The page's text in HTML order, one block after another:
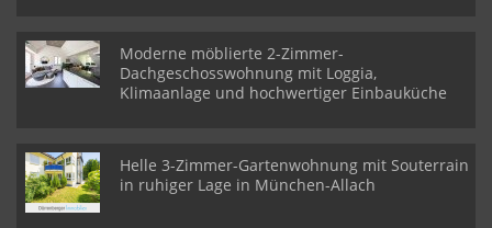
Moderne möblierte 2-Zimmer-
Dachgeschosswohnung mit Loggia,
Klimaanlage und hochwertiger Einbauküche
Helle 3-Zimmer-Gartenwohnung mit Souterrain
in ruhiger Lage in München-Allach